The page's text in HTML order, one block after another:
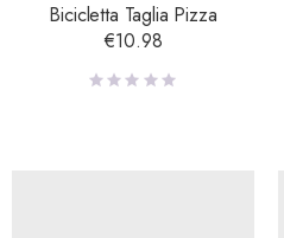
Bicicletta Taglia Pizza
€10.98